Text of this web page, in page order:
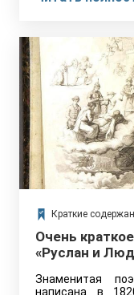
Краткие
Очень
«Руслан и
Знаменитая
написана в